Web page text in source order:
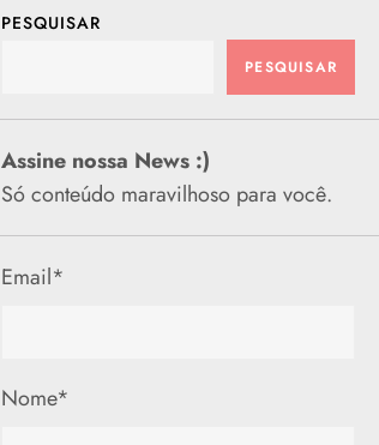
PESQUISAR
PESQUISAR
Assine nossa News :)
Só conteúdo maravilhoso para você.
Email*
Nome*